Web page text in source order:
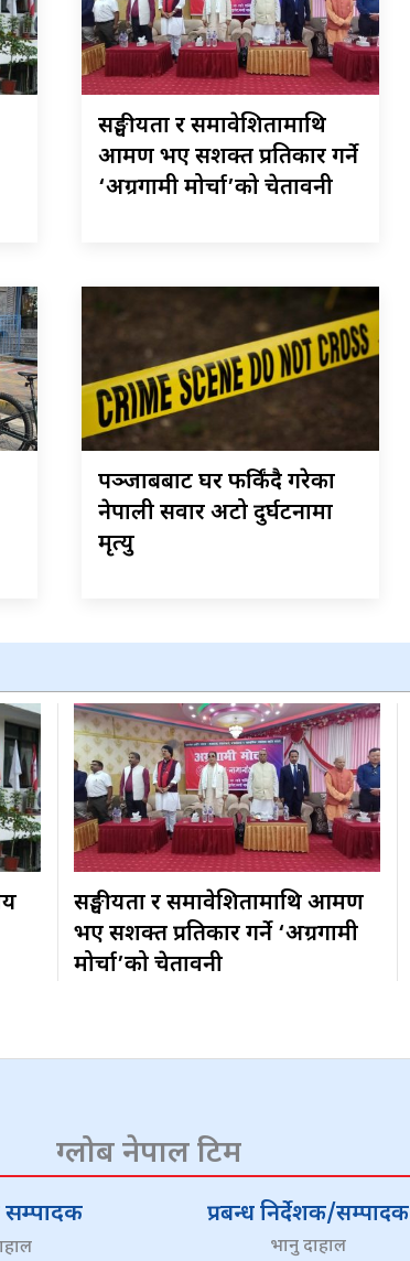
सङ्घीयता र समावेशितामाथि
आक्रमण भए सशक्त प्रतिकार गर्ने
‘अग्रगामी मोर्चा’को चेतावनी
पञ्जाबबाट घर फर्किंदै गरेका
नेपाली सवार अटो दुर्घटनामा
मृत्यु
सङ्घीयता र समावेशितामाथि आक्रमण
भए सशक्त प्रतिकार गर्ने ‘अग्रगामी
मोर्चा’को चेतावनी
ग्लोब नेपाल टिम
सम्पादक प्रबन्ध निर्देशक/सम्पादक
भानु दाहाल